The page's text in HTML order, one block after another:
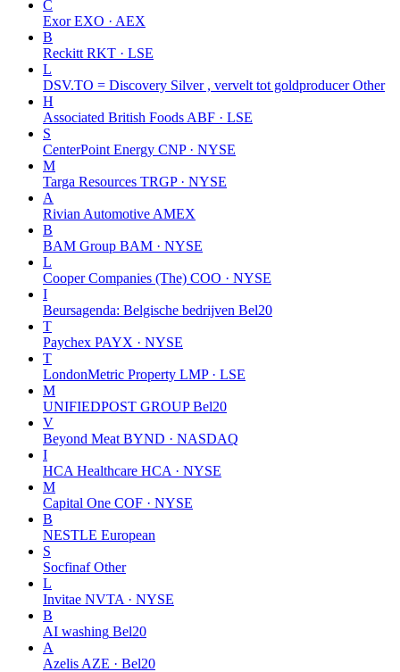
C
Exor EXO · AEX
B
Reckitt RKT · LSE
L
DSV.TO = Discovery Silver , vervelt tot goldproducer Other
H
Associated British Foods ABF · LSE
S
CenterPoint Energy CNP · NYSE
M
Targa Resources TRGP · NYSE
A
Rivian Automotive AMEX
B
BAM Group BAM · NYSE
L
Cooper Companies (The) COO · NYSE
I
Beursagenda: Belgische bedrijven Bel20
T
Paychex PAYX · NYSE
T
LondonMetric Property LMP · LSE
M
UNIFIEDPOST GROUP Bel20
V
Beyond Meat BYND · NASDAQ
I
HCA Healthcare HCA · NYSE
M
Capital One COF · NYSE
B
NESTLE European
S
Socfinaf Other
L
Invitae NVTA · NYSE
B
AI washing Bel20
A
Azelis AZE · Bel20